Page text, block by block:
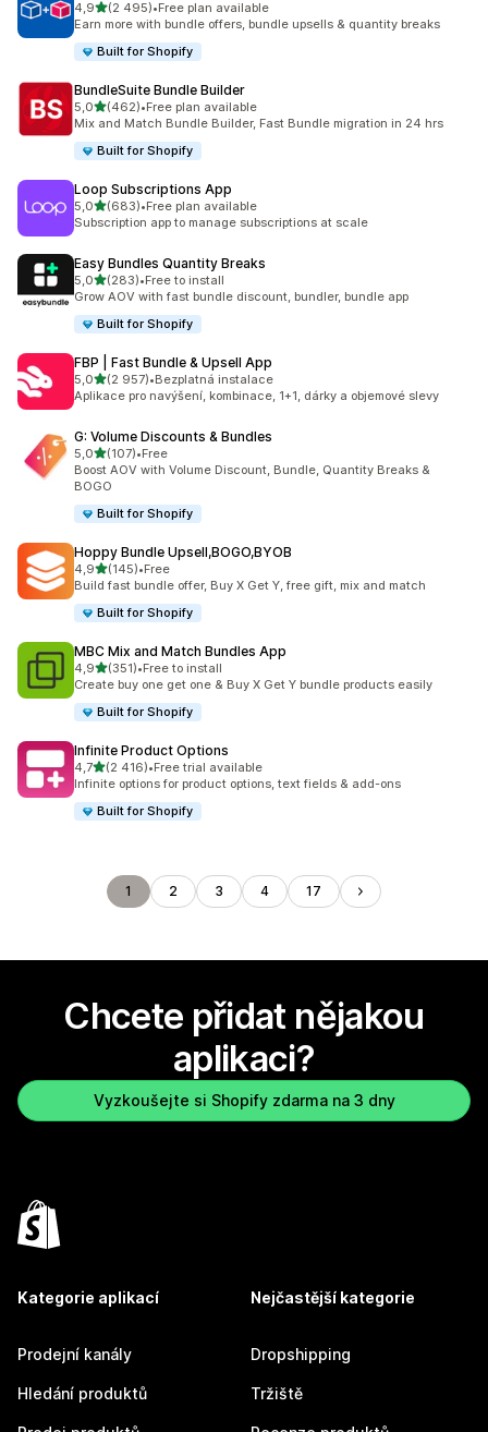
4,9z 5 hvězd
(2 495)
Celkový počet recenzí: 2495
•Free plan available
Earn more with bundle offers, bundle upsells & quantity breaks
Built for Shopify
BundleSuite Bundle Builder
5,0z 5 hvězd
(462)
Celkový počet recenzí: 462
•Free plan available
Mix and Match Bundle Builder, Fast Bundle migration in 24 hrs
Built for Shopify
Loop Subscriptions App
5,0z 5 hvězd
(683)
Celkový počet recenzí: 683
•Free plan available
Subscription app to manage subscriptions at scale
Easy Bundles Quantity Breaks
5,0z 5 hvězd
(283)
Celkový počet recenzí: 283
•Free to install
Grow AOV with fast bundle discount, bundler, bundle app
Built for Shopify
FBP | Fast Bundle & Upsell App
5,0z 5 hvězd
(2 957)
Celkový počet recenzí: 2957
•Bezplatná instalace
Aplikace pro navýšení, kombinace, 1+1, dárky a objemové slevy
G: Volume Discounts & Bundles
5,0z 5 hvězd
(107)
Celkový počet recenzí: 107
•Free
Boost AOV with Volume Discount, Bundle, Quantity Breaks &
BOGO
Built for Shopify
Hoppy Bundle Upsell,BOGO,BYOB
4,9z 5 hvězd
(145)
Celkový počet recenzí: 145
•Free
Build fast bundle offer, Buy X Get Y, free gift, mix and match
Built for Shopify
MBC Mix and Match Bundles App
4,9z 5 hvězd
(351)
Celkový počet recenzí: 351
•Free to install
Create buy one get one & Buy X Get Y bundle products easily
Built for Shopify
Infinite Product Options
4,7z 5 hvězd
(2 416)
Celkový počet recenzí: 2416
•Free trial available
Infinite options for product options, text fields & add-ons
Built for Shopify
1 2 3 4 17
Chcete přidat nějakou
aplikaci?
Vyzkoušejte si Shopify zdarma na 3 dny
Kategorie aplikací
Prodejní kanály
Hledání produktů
Nejčastější kategorie
Dropshipping
Tržiště